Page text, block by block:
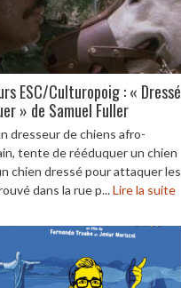
ESC/Culturopoig : « Dressé
» de Samuel Fuller
dresseur de chiens afro-
tente de rééduquer un chien
chien dressé pour attaquer les
dans la rue p...Lire la suite